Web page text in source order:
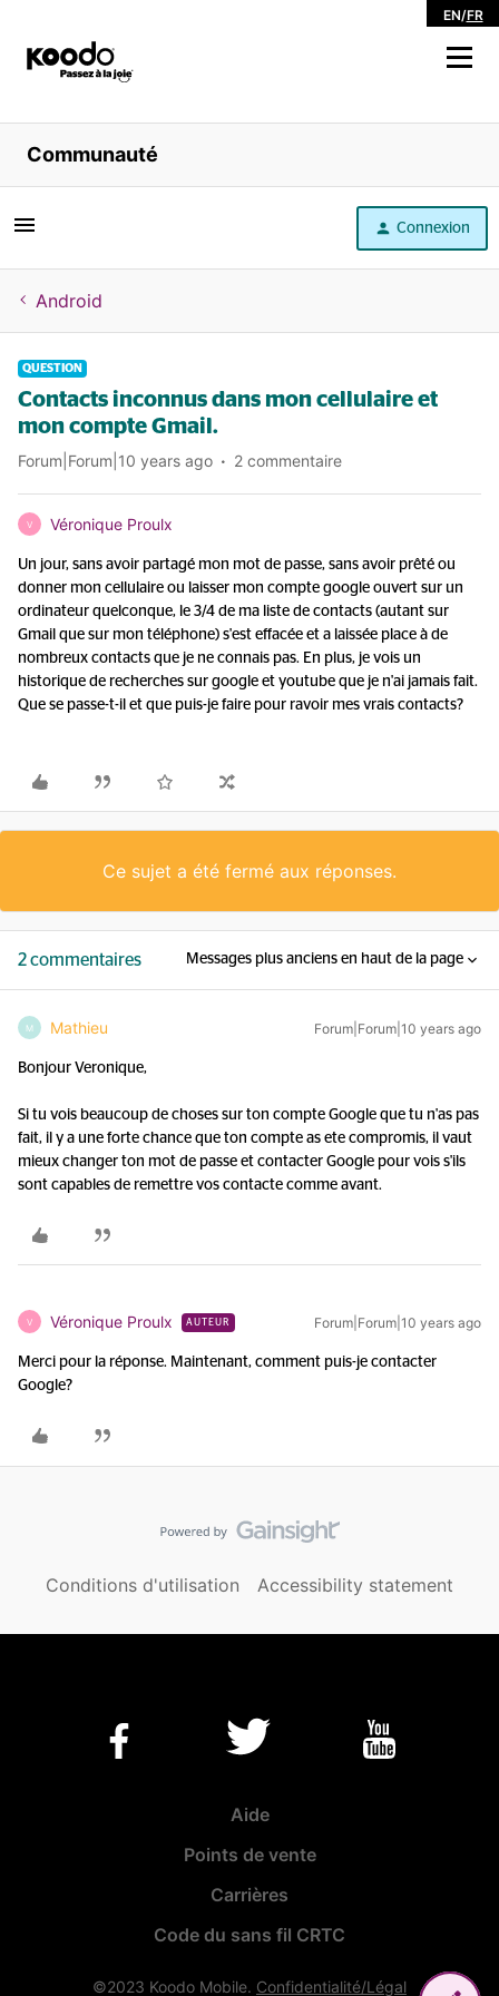
EN/FR
Magasiner
Libre service
Aide
Communauté
Connexion
Android
QUESTION
Contacts inconnus dans mon cellulaire et
mon compte Gmail.
Forum|Forum|10 years ago 2 commentaire
V Véronique Proulx
Un jour, sans avoir partagé mon mot de passe, sans avoir prêté ou
donner mon cellulaire ou laisser mon compte google ouvert sur un
ordinateur quelconque, le 3/4 de ma liste de contacts (autant sur
Gmail que sur mon téléphone) s'est effacée et a laissée place à de
nombreux contacts que je ne connais pas. En plus, je vois un
historique de recherches sur google et youtube que je n'ai jamais fait.
Que se passe-t-il et que puis-je faire pour ravoir mes vrais contacts?
Ce sujet a été fermé aux réponses.
2 commentaires Messages plus anciens en haut de la page
M Mathieu Forum|Forum|10 years ago
Bonjour Veronique,
Si tu vois beaucoup de choses sur ton compte Google que tu n'as pas
fait, il y a une forte chance que ton compte as ete compromis, il vaut
mieux changer ton mot de passe et contacter Google pour vois s'ils
sont capables de remettre vos contacte comme avant.
V Véronique Proulx AUTEUR Forum|Forum|10 years ago
Merci pour la réponse. Maintenant, comment puis-je contacter
Google?
Conditions d'utilisation Accessibility statement
Aide
Points de vente
Carrières
Code du sans fil CRTC
©2023 Koodo Mobile. Confidentialité/Légal